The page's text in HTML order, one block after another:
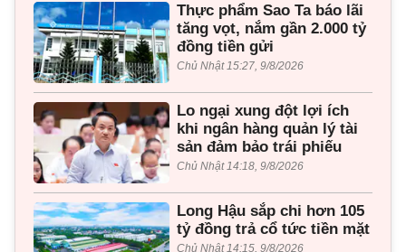
Thực phẩm Sao Ta báo lãi
tăng vọt, nắm gần 2.000 tỷ
đồng tiền gửi
Chủ Nhật 15:27, 9/8/2026
Lo ngại xung đột lợi ích
khi ngân hàng quản lý tài
sản đảm bảo trái phiếu
Chủ Nhật 14:18, 9/8/2026
Long Hậu sắp chi hơn 105
tỷ đồng trả cổ tức tiền mặt
Chủ Nhật 14:15, 9/8/2026